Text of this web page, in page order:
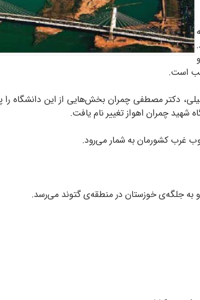
و
در زمان جنگ تحمیلی، دکتر مصطفی چمران بخش‌هایی از این دانشگاه
چمران اهواز تغییر نام یافت.
غرب کشورمان به شمار می‌رود.